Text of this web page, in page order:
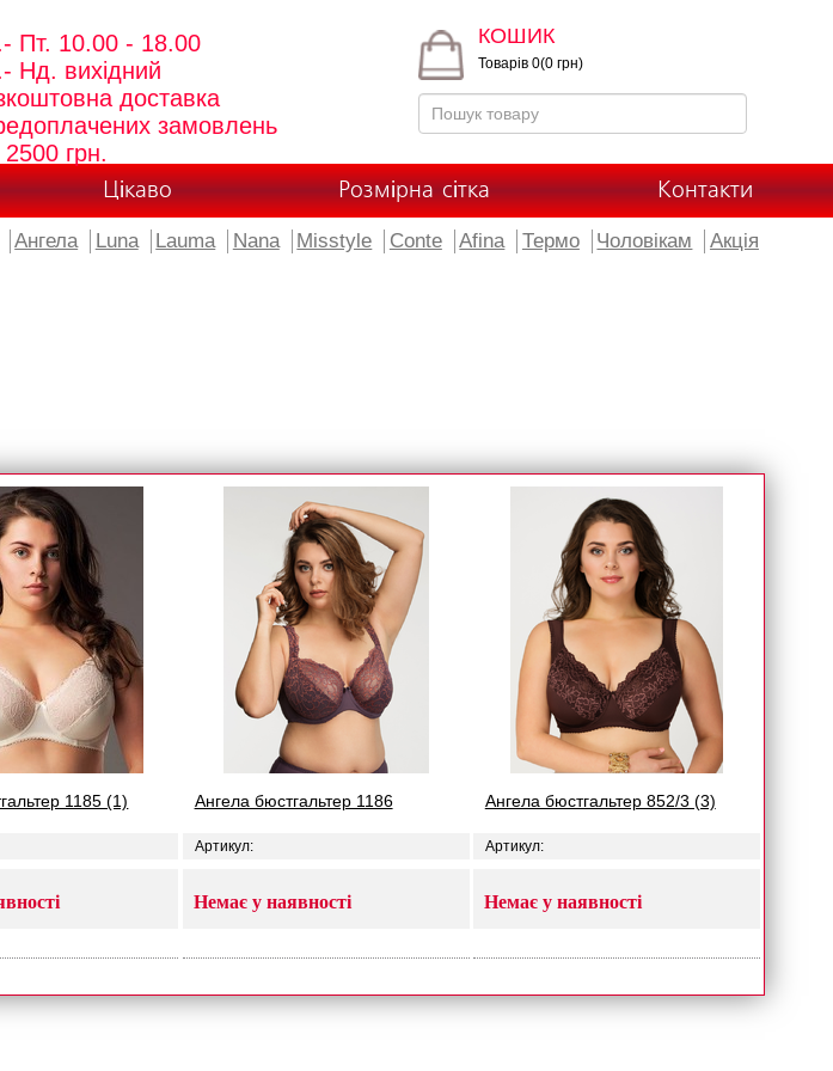
Пт. 10.00 - 18.00
Нд. вихідний
доставка
замовлень
2500 грн.
КОШИК
Товарів 0(0 грн)
Цікаво Розмірна сітка Контакти
Ангела Luna Lauma Nana Misstyle Conte Afina Термо Чоловікам Акція
1185 (1) Ангела бюстгальтер 1186
Артикул:
Немає у наявності
Ангела бюстгальтер 852/3 (3)
Артикул:
Немає у наявності